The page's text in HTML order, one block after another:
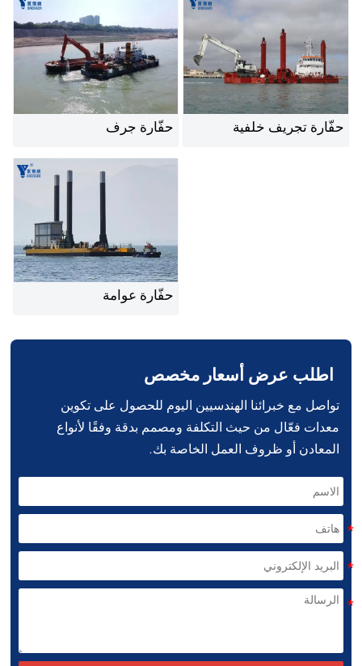
حفّارة جرف حفّارة تجريف خلفية
حفّارة عوامة
اطلب عرض أسعار مخصص
تواصل مع خبرائنا الهندسيين اليوم للحصول على تكوين
معدات فعّال من حيث التكلفة ومصمم بدقة وفقًا لأنواع
المعادن أو ظروف العمل الخاصة بك.